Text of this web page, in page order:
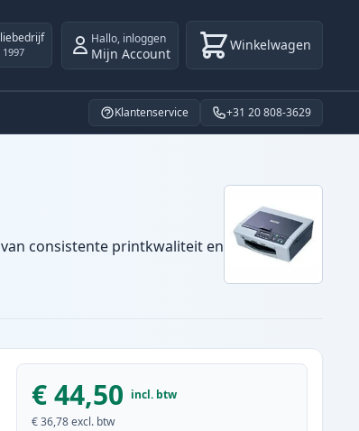
Hallo, inloggen
Mijn Account Winkelwagen
Klantenservice +31 20 808-3629
consistente printkwaliteit en
€ 44,50 incl. btw
€ 36,78 excl. btw